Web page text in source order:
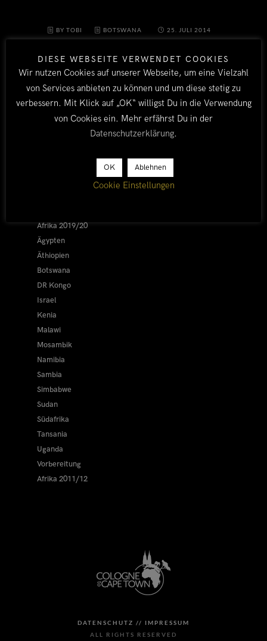
BY TOBI BOTSWANA 25. JULI 2014
LÄNDER
Afrika 2019/20
Ägypten
Äthiopien
Botswana
DR Kongo
Israel
Kenia
Malawi
Mosambik
Namibia
Sambia
Simbabwe
Sudan
Südafrika
Tansania
Uganda
Vorbereitung
Afrika 2011/12
DATENSCHUTZ // IMPRESSUM
ALL RIGHTS RESERVED
DIESE WEBSEITE VERWENDET COOKIES
Wir nutzen Cookies auf unserer Webseite, um eine Vielzahl
von Services anbieten zu können und um diese stetig zu
verbessern. Mit Klick auf „OK“ willigst Du in die Verwendung
von Cookies ein. Mehr erfährst Du in der
Datenschutzerklärung.
OK Ablehnen
Cookie Einstellungen